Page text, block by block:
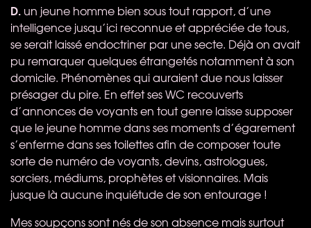
D. un jeune homme bien sous tout rapport, d’une
intelligence jusqu’ici reconnue et appréciée de tous,
se serait laissé endoctriner par une secte. Déjà on avait
pu remarquer quelques étrangetés notamment à son
domicile. Phénomènes qui auraient due nous laisser
présager du pire. En effet ses WC recouverts
d’annonces de voyants en tout genre laisse supposer
que le jeune homme dans ses moments d’égarement
s’enferme dans ses toilettes afin de composer toute
sorte de numéro de voyants, devins, astrologues,
sorciers, médiums, prophètes et visionnaires. Mais
jusque là aucune inquiétude de son entourage !
Mes soupçons sont nés de son absence mais surtout